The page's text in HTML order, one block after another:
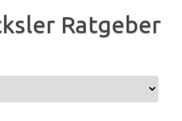
Ratgeber